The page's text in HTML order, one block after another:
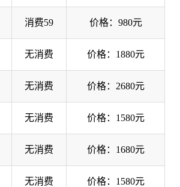
消费59 价格：980元
无消费 价格：1880元
无消费 价格：2680元
无消费 价格：1580元
无消费 价格：1680元
无消费 价格：1580元